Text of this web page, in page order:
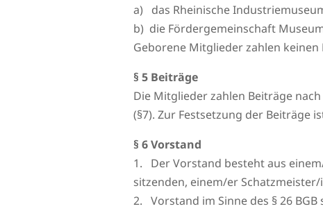
a) das Rheinische
b) die Fördergemeinschaft
Geborene Mitglieder zahlen
§ 5 Beiträge
Die Mitglieder zahlen Beiträge
(§7). Zur Festsetzung der Beiträge
§ 6 Vorstand
1. Der Vorstand besteht aus
sitzenden, einem/er
2. Vorstand im Sinne des § 26